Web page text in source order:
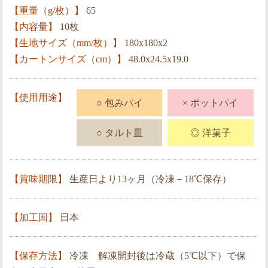
【重量（g/枚）】
65
【内容量】
10枚
【生地サイズ（mm/枚）】
180x180x2
【カートンサイズ（cm）】
48.0x24.5x19.0
【使用用途】
○ 包みパイ × ポットパイ
○ タルト皿 ◎ 洋菓子
【賞味期限】 生産日より13ヶ月（冷凍－18℃保存）
【加工国】 日本
【保存方法】
冷凍 解凍開封後は冷蔵（5℃以下）で保